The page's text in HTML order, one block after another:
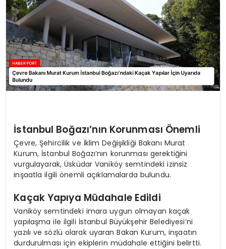
İstanbul Boğazı’nın Korunması Önemli
Çevre, Şehircilik ve İklim Değişikliği Bakanı Murat
Kurum, İstanbul Boğazı’nın korunması gerektiğini
vurgulayarak, Üsküdar Vaniköy semtindeki izinsiz
inşaatla ilgili önemli açıklamalarda bulundu.
Kaçak Yapıya Müdahale Edildi
Vaniköy semtindeki imara uygun olmayan kaçak
yapılaşma ile ilgili İstanbul Büyükşehir Belediyesi’ni
yazılı ve sözlü olarak uyaran Bakan Kurum, inşaatın
durdurulması için ekiplerin müdahale ettiğini belirtti.